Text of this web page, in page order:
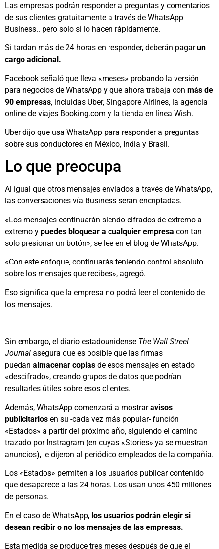
Las empresas podrán responder a preguntas y comentarios
de sus clientes gratuitamente a través de WhatsApp
Business.. pero solo si lo hacen rápidamente.
Si tardan más de 24 horas en responder, deberán pagarun
cargo adicional.
Facebook señaló que lleva «meses» probando la versión
para negocios de WhatsApp y que ahora trabaja con más de
90 empresas, incluidas Uber, Singapore Airlines, la agencia
online de viajes Booking.com y la tienda en línea Wish.
Uber dijo que usa WhatsApp para responder a preguntas
sobre sus conductores en México, India y Brasil.
Lo que preocupa
Al igual que otros mensajes enviados a través de WhatsApp,
las conversaciones vía Business serán encriptadas.
«Los mensajes continuarán siendo cifrados de extremo a
extremo y puedes bloquear a cualquier empresa con tan
solo presionar un botón», se lee en el blog de WhatsApp.
«Con este enfoque, continuarás teniendo control absoluto
sobre los mensajes que recibes», agregó.
Eso significa que la empresa no podrá leer el contenido de
los mensajes.
Sin embargo, el diario estadounidense The Wall Streel
Journal asegura que es posible que las firmas
puedan almacenar copias de esos mensajes en estado
«descifrado», creando grupos de datos que podrían
resultarles útiles sobre esos clientes.
Además, WhatsApp comenzará a mostraravisos
publicitarios en su -cada vez más popular- función
«Estados» a partir del próximo año, siguiendo el camino
trazado por Instragram (en cuyas «Stories» ya se muestran
anuncios), le dijeron al periódico empleados de la compañía.
Los «Estados» permiten a los usuarios publicar contenido
que desaparece a las 24 horas. Los usan unos 450 millones
de personas.
En el caso de WhatsApp, los usuarios podrán elegir si
desean recibir o no los mensajes de las empresas.
Esta medida se produce tres meses después de que el